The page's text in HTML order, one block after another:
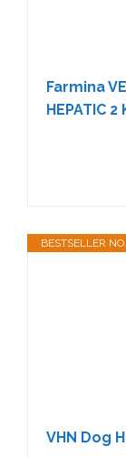
Farmina
HEPATIC 2
BESTSELLER
VHN Dog